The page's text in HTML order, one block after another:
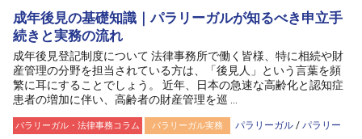
成年後見の基礎知識｜パラリーガルが知るべき申立手
続きと実務の流れ
成年後見登記制度について 法律事務所で働く皆様、特に相続や財
産管理の分野を担当されている方は、「後見人」という言葉を頻
繁に耳にすることでしょう。 近年、日本の急速な高齢化と認知症
患者の増加に伴い、高齢者の財産管理を巡 ...
パラリーガル・法律事務コラム パラリーガル実務 パラリーガル / パラリー